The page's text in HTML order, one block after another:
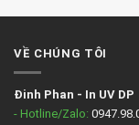
VỀ CHÚNG TÔI
Đinh Phan - In UV DP
- Hotline/Zalo: